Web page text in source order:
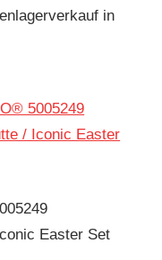
in
5005249
/ Iconic Easter
Easter Set